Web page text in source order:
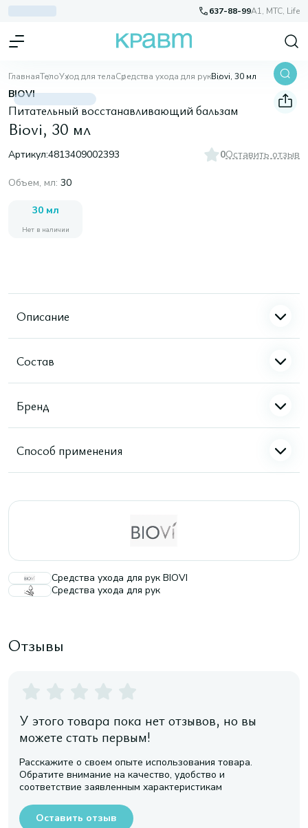
637-88-99A1, МТС, Life
ГлавнаяТелоУход для телаСредства ухода для рукBiovi, 30 мл
BIOVI
Питательный восстанавливающий бальзам
Biovi, 30 мл
Артикул:4813409002393 0Оставить отзыв
Объем, мл: 30
30 мл
Нет в наличии
Описание
Состав
Бренд
Способ применения
Средства ухода для рук BIOVI
Средства ухода для рук
Отзывы
У этого товара пока нет отзывов, но вы
можете стать первым!
Расскажите о своем опыте использования товара.
Обратите внимание на качество, удобство и
соответствие заявленным характеристикам
Оставить отзыв